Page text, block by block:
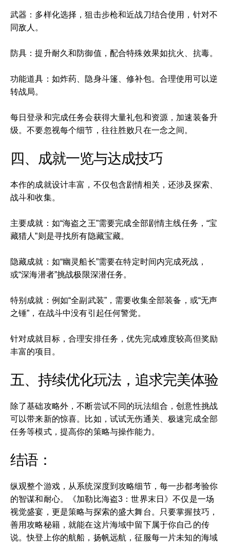
武器：多样化选择，狙击步枪和近战刀结合使用，针对不
同敌人。
防具：提升耐久和防御值，配合特殊效果如抗火、抗毒。
功能道具：如炸药、隐身斗篷、修补包。合理使用可以逆
转战局。
每日登录和完成任务会获得大量礼包和资源，加速装备升
级。不要忽视每个细节，往往胜败只在一念之间。
四、成就一览与达成技巧
本作的成就设计丰富，不仅包含剧情相关，还涉及探索、
战斗和收集。
主要成就：如“海盗之王”需要完成全部剧情主线任务，“宝
藏猎人”则是寻找所有隐藏宝藏。
隐藏成就：如“幽灵船长”需要在特定时间内完成死战，
或“深海潜者”挑战极限深潜任务。
特别成就：例如“全副武装”，需要收集全部装备，或“无声
之锤”，在战斗中没有引起任何警觉。
针对成就目标，合理安排任务，优先完成难度较高但奖励
丰富的项目。
五、持续优化玩法，追求完美体验
除了基础攻略外，不断尝试不同的玩法组合，创意性挑战
可以带来新的惊喜。比如，试试无伤通关、极速完成全部
任务等模式，提高你的策略与操作能力。
结语：
纵观整个游戏，从系统深度到攻略细节，每一步都考验你
的智谋和耐心。《加勒比海盗3：世界末日》不仅是一场
视觉盛宴，更是策略与探索的盛大舞台。只要掌握技巧，
善用攻略秘籍，就能在这片海域中留下属于你自己的传
说。快登上你的航船，扬帆远航，征服每一片未知的海域